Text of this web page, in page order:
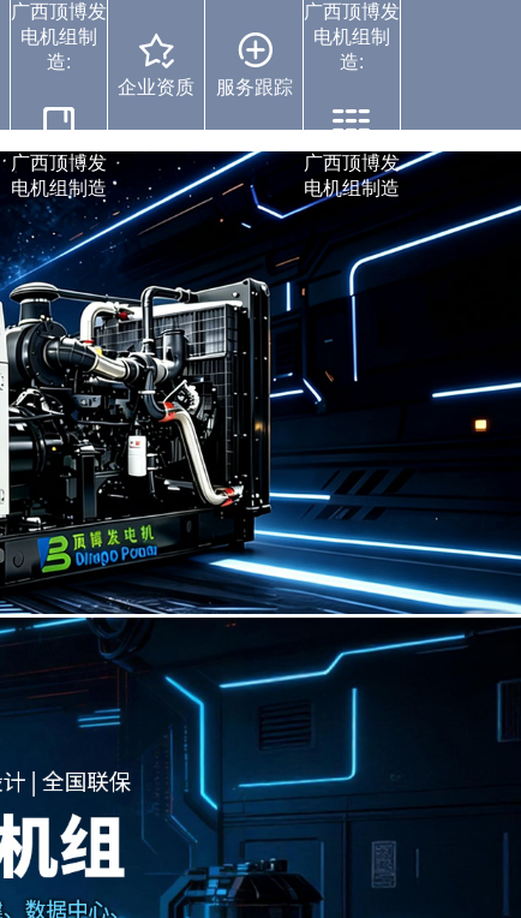
广西顶博发
电机组制
造:
广西顶博发
电机组制造
案例中心
企业资质 服务跟踪
广西顶博发
电机组制
造:
广西顶博发
电机组制造